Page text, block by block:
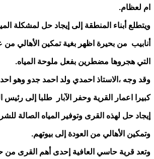
ام لعظام.
ويتطلع أبناء المنطقة إلى إيجاد حل لمشكلة
أنابيب من بحيرة اظهر بغية تمكين الأهالي
التي هجروها مضطرين بفعل ملوحة المياه.
وقد وجه ،الاستاذ احمدي ولد احمد جدو وهو احد
كبيرا اعمار القرية وحفر الآبار طلبا إلى رئيس
إيجاد حل لهذه القرى وتوفير المياه الصالة
وتمكين الأهالي من العودة إلى بيوتهم.
وتعد قرية حاسي العافية إحدى أهم القرى من